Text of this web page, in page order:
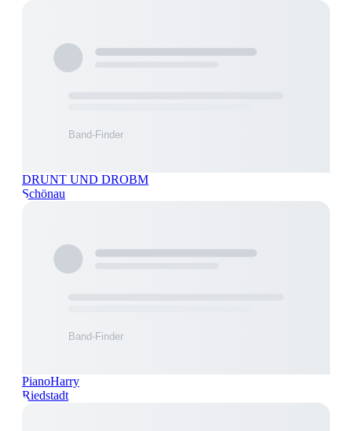
DRUNT UND DROBM
Schönau
PianoHarry
Riedstadt